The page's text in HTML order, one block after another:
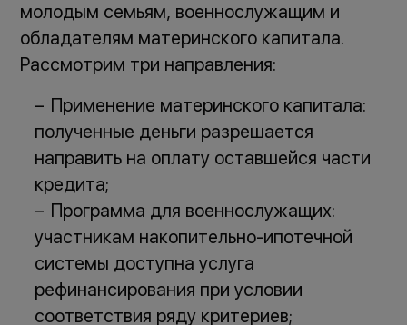
молодым семьям, военнослужащим и
обладателям материнского капитала.
Рассмотрим три направления:
Применение материнского капитала:
полученные деньги разрешается
направить на оплату оставшейся части
кредита;
Программа для военнослужащих:
участникам накопительно-ипотечной
системы доступна услуга
рефинансирования при условии
соответствия ряду критериев;